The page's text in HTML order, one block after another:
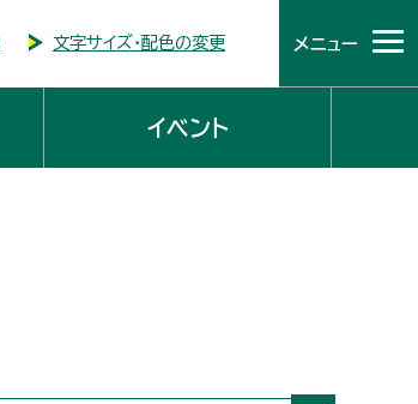
文字サイズ・配色の変更 メニュー
イベント